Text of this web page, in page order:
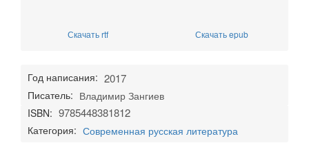
Скачать rtf Скачать epub
Год написания: 2017
Писатель: Владимир Зангиев
ISBN: 9785448381812
Категория: Современная русская литература